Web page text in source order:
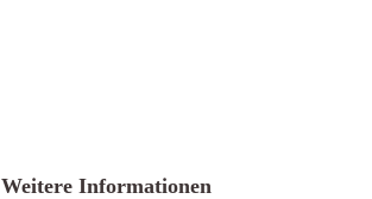
Weitere Informationen